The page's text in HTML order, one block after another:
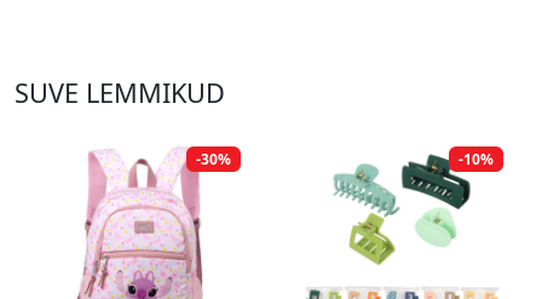
SUVE LEMMIKUD
-30% -10%